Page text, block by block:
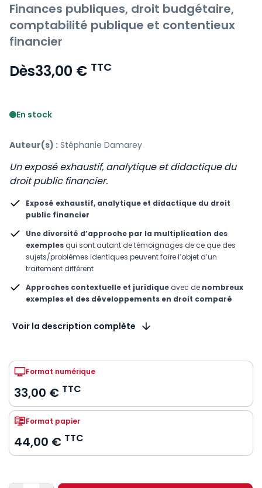
Finances publiques, droit budgétaire,
comptabilité publique et contentieux
financier
Dès33,00 € TTC
En stock
Auteur(s) : Stéphanie Damarey
Un exposé exhaustif, analytique et didactique du
droit public financier.
Exposé exhaustif, analytique et didactique du droit
public financier
Une diversité d’approche par la multiplication des
exemples qui sont autant de témoignages de ce que des
sujets/problèmes identiques peuvent faire l’objet d’un
traitement différent
Approches contextuelle et juridique avec de nombreux
exemples et des développements en droit comparé
Voir la description complète
Format numérique
33,00 € TTC
Format papier
44,00 € TTC